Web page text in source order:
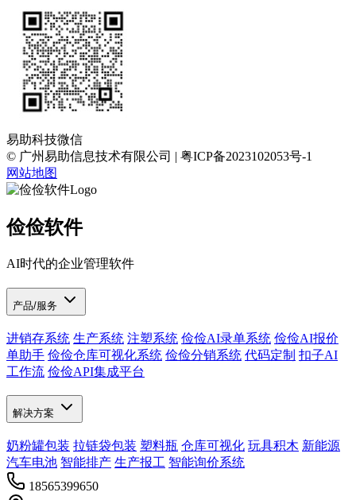
易助科技微信
© 广州易助信息技术有限公司 | 粤ICP备2023102053号-1
网站地图
俭俭软件
AI时代的企业管理软件
产品/服务
进销存系统 生产系统 注塑系统 俭俭AI录单系统 俭俭AI报价
单助手 俭俭仓库可视化系统 俭俭分销系统 代码定制 扣子AI
工作流 俭俭API集成平台
解决方案
奶粉罐包装 拉链袋包装 塑料瓶 仓库可视化 玩具积木 新能源
汽车电池 智能排产 生产报工 智能询价系统
18565399650